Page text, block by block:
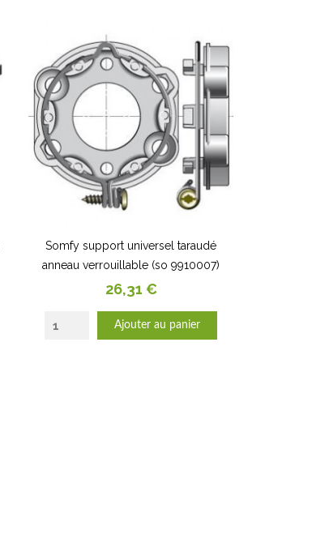
Somfy support universel taraudé
anneau verrouillable (so 9910007)
Prix
26,31 €
Ajouter au panier